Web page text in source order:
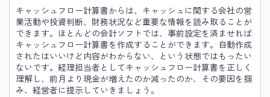
キャッシュフロー計算書からは、キャッシュに関する会社の営
業活動や投資判断、財務状況など重要な情報を読み取ることが
できます。ほとんどの会計ソフトでは、事前設定を済ませれば
キャッシュフロー計算書を作成することができます。自動作成
されたはいいけど内容がわからない、という状態ではもったい
ないです。経理担当者としてキャッシュフロー計算書を正しく
理解し、前月より現金が増えたのか減ったのか、その要因を掴
み、経営者に提示していきましょう。